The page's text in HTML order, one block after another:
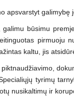
apsvarstyt galimybę
galimu būsimu
pirmuoju
kaltu, jis
tyrimų
nusikaltimų ir